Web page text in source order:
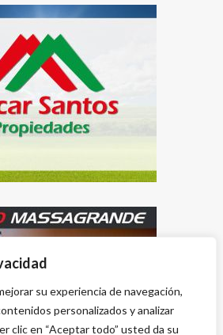
su experiencia de navegación,
personalizados y analizar
clic en “Aceptar todo” usted da su